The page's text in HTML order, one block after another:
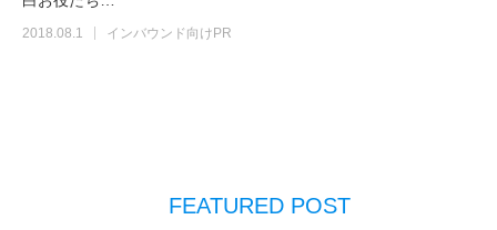
2018.08.1 インバウンド向けPR
FEATURED POST